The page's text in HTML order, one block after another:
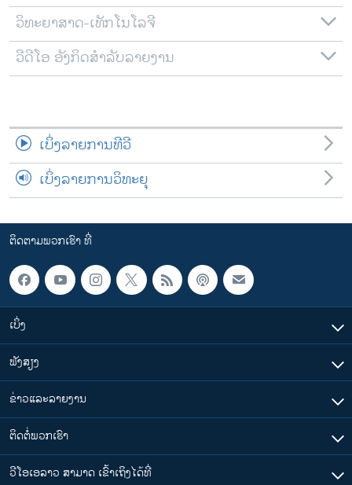
ພາສາຕ່າງໆ
ວິທະຍາສາດ-ເທັກໂນໂລຈີ
ວີດີໂອ ອັງກິດສຳລັບລາຍງານ
ເບິ່ງລາຍການທີວີ
ເບິ່ງລາຍການວິທະຍຸ
ຕິດຕາມພວກເຮົາ ທີ່
ເບິ່ງ
ຟັງສຽງ
ຂ່າວແລະລາຍງານ
ຕິດຕໍ່ພວກເຮົາ
ວີໂອເອລາວ ສາມາດ ເຂົ້າເຖິງໄດ້ທີ່